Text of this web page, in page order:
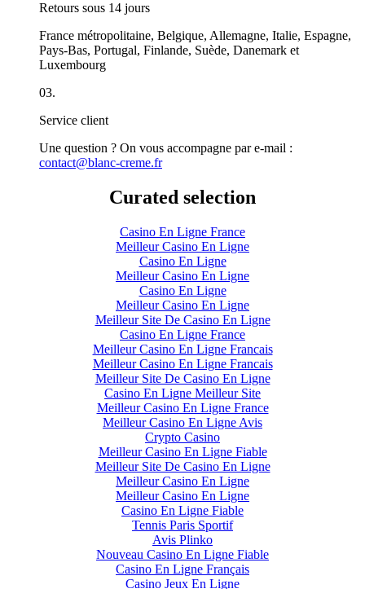
Retours sous 14 jours
France métropolitaine, Belgique, Allemagne, Italie, Espagne,
Pays-Bas, Portugal, Finlande, Suède, Danemark et
Luxembourg
03.
Service client
Une question ? On vous accompagne par e-mail :
contact@blanc-creme.fr
Curated selection
Casino En Ligne France
Meilleur Casino En Ligne
Casino En Ligne
Meilleur Casino En Ligne
Casino En Ligne
Meilleur Casino En Ligne
Meilleur Site De Casino En Ligne
Casino En Ligne France
Meilleur Casino En Ligne Francais
Meilleur Casino En Ligne Francais
Meilleur Site De Casino En Ligne
Casino En Ligne Meilleur Site
Meilleur Casino En Ligne France
Meilleur Casino En Ligne Avis
Crypto Casino
Meilleur Casino En Ligne Fiable
Meilleur Site De Casino En Ligne
Meilleur Casino En Ligne
Meilleur Casino En Ligne
Casino En Ligne Fiable
Tennis Paris Sportif
Avis Plinko
Nouveau Casino En Ligne Fiable
Casino En Ligne Français
Casino Jeux En Ligne